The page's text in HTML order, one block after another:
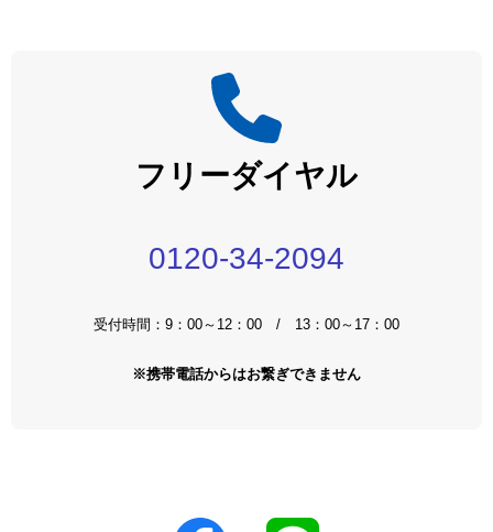
フリーダイヤル
0120-34-2094
受付時間：9：00～12：00 / 13：00～17：00
※携帯電話からはお繋ぎできません